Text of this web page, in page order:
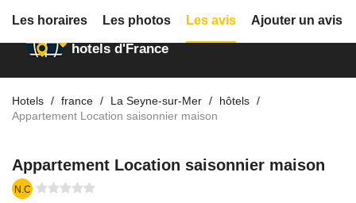
Annuaire des
hotels d'France
Hotels france La Seyne-sur-Mer
hôtels
Appartement Location saisonnier maison
Appartement Location saisonnier maison
N.C
Les horaires Les photos Les avis Ajouter un avis